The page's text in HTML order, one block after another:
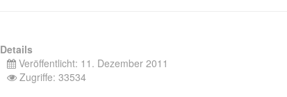
Details
Veröffentlicht: 11. Dezember 2011
Zugriffe: 33534